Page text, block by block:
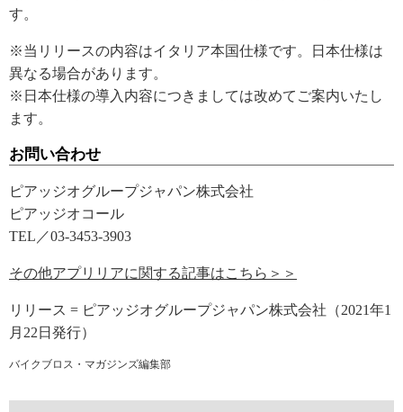
す。
※当リリースの内容はイタリア本国仕様です。日本仕様は
異なる場合があります。
※日本仕様の導入内容につきましては改めてご案内いたし
ます。
お問い合わせ
ピアッジオグループジャパン株式会社
ピアッジオコール
TEL／03-3453-3903
その他アプリリアに関する記事はこちら＞＞
リリース = ピアッジオグループジャパン株式会社（2021年1
月22日発行）
バイクブロス・マガジンズ編集部